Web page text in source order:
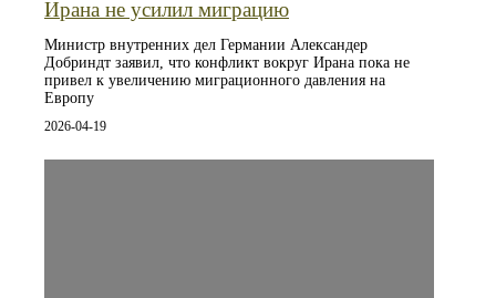
Ирана не усилил миграцию
Министр внутренних дел Германии Александер
Добриндт заявил, что конфликт вокруг Ирана пока не
привел к увеличению миграционного давления на
Европу
2026-04-19